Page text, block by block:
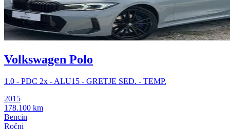
Volkswagen Polo
1.0 - PDC 2x - ALU15 - GRETJE SED. - TEMP.
2015
178.100 km
Bencin
Ročni